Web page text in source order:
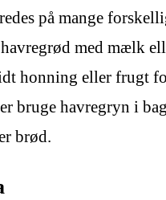
på mange
med mælk
honning eller frugt
bruge havregryn i
brød.